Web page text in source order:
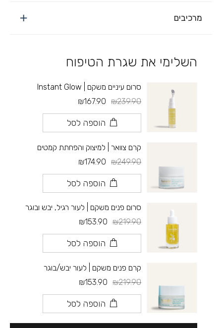
מרכיבים
השלימי את שגרת הטיפוח
סרום עיניים משקם | Instant Glow
₪239.90
₪167.90
הוספה לסל
קרם צוואר | למיצוק והפחתת קמטים
₪249.90
₪174.90
הוספה לסל
סרום פנים משקם | לעור רגיל, יבש ובוגר
₪219.90
₪153.90
הוספה לסל
קרם פנים משקם | לעור יבש/בוגר
₪219.90
₪153.90
הוספה לסל